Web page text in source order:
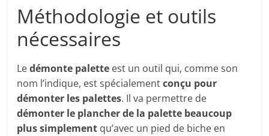
Méthodologie et outils
nécessaires
Ledémonte palette est un outil qui, comme son
nom l’indique, est spécialementconçu pour
démonter les palettes. Il va permettre de
démonter le plancher de la palette beaucoup
plus simplement qu’avec un pied de biche en